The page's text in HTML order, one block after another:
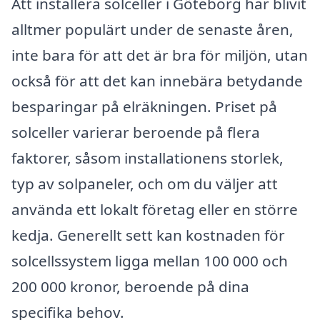
alltmer populärt under de senaste åren,
inte bara för att det är bra för miljön, utan
också för att det kan innebära betydande
besparingar på elräkningen. Priset på
solceller varierar beroende på flera
faktorer, såsom installationens storlek,
typ av solpaneler, och om du väljer att
använda ett lokalt företag eller en större
kedja. Generellt sett kan kostnaden för
solcellssystem ligga mellan 100 000 och
200 000 kronor, beroende på dina
specifika behov.